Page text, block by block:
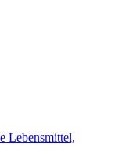
Lebensmittel,